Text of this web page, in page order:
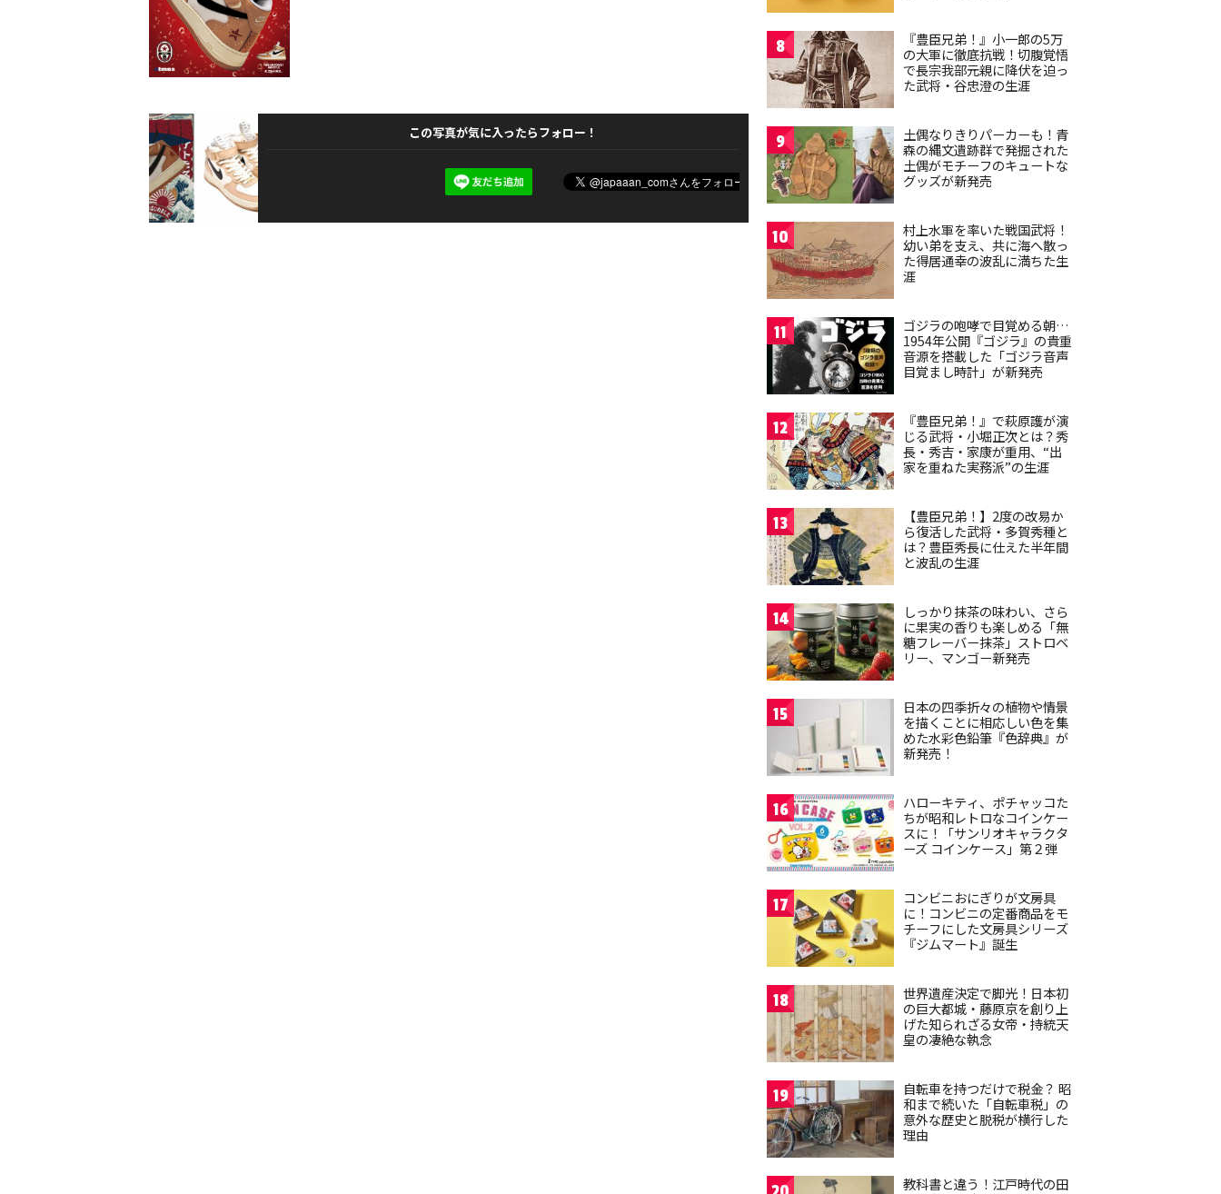
この写真が気に入ったらフォロー！
8
『豊臣兄弟！』小一郎の5万
の大軍に徹底抗戦！切腹覚悟
で長宗我部元親に降伏を迫っ
た武将・谷忠澄の生涯
9
土偶なりきりパーカーも！青
森の縄文遺跡群で発掘された
土偶がモチーフのキュートな
グッズが新発売
10
村上水軍を率いた戦国武将！
幼い弟を支え、共に海へ散っ
た得居通幸の波乱に満ちた生
涯
11
ゴジラの咆哮で目覚める朝…
1954年公開『ゴジラ』の貴重
音源を搭載した「ゴジラ音声
目覚まし時計」が新発売
12
『豊臣兄弟！』で萩原護が演
じる武将・小堀正次とは？秀
長・秀吉・家康が重用、“出
家を重ねた実務派”の生涯
13
【豊臣兄弟！】2度の改易か
ら復活した武将・多賀秀種と
は？豊臣秀長に仕えた半年間
と波乱の生涯
14
しっかり抹茶の味わい、さら
に果実の香りも楽しめる「無
糖フレーバー抹茶」ストロベ
リー、マンゴー新発売
15
日本の四季折々の植物や情景
を描くことに相応しい色を集
めた水彩色鉛筆『色辞典』が
新発売！
16
ハローキティ、ポチャッコた
ちが昭和レトロなコインケー
スに！「サンリオキャラクタ
ーズ コインケース」第２弾
17
コンビニおにぎりが文房具
に！コンビニの定番商品をモ
チーフにした文房具シリーズ
『ジムマート』誕生
18
世界遺産決定で脚光！日本初
の巨大都城・藤原京を創り上
げた知られざる女帝・持統天
皇の凄絶な執念
19
自転車を持つだけで税金？ 昭
和まで続いた「自転車税」の
意外な歴史と脱税が横行した
理由
教科書と違う！江戸時代の田